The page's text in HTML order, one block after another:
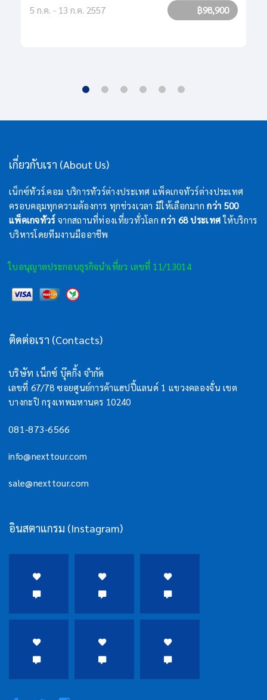
5 ก.ค. - 13 ก.ค. 2557 ฿98,900
เกี่ยวกับเรา (About Us)
เน็กซ์ทัวร์.คอม บริการทัวร์ต่างประเทศ แพ็คเกจทัวร์ต่างประเทศ
ครอบคลุมทุกความต้องการ ทุกช่วงเวลา มีให้เลือกมากกว่า 500
แพ็คเกจทัวร์จากสถานที่ท่องเที่ยวทั่วโลกกว่า 68 ประเทศให้บริการ
บริหารโดยทีมงานมืออาชีพ
ใบอนุญาตประกอบธุรกิจนำเที่ยว เลขที่ 11/13014
ติดต่อเรา (Contacts)
บริษัท เน็กซ์ บุ๊คกิ้ง จำกัด
เลขที่ 67/78 ซอยศูนย์การค้าแฮปปี้แลนด์ 1 แขวงคลองจั่น เขต
บางกะปิ กรุงเทพมหานคร 10240
081-873-6566
info@nexttour.com
sale@nexttour.com
อินสตาแกรม (Instagram)